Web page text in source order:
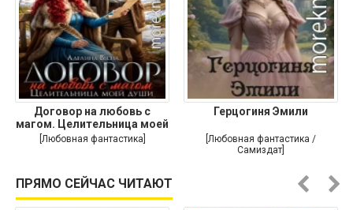
Договор на любовь с
магом. Целительница моей
души
[Любовная фантастика]
Герцогиня Эмили
[Любовная фантастика /
Самиздат]
ПРЯМО СЕЙЧАС ЧИТАЮТ